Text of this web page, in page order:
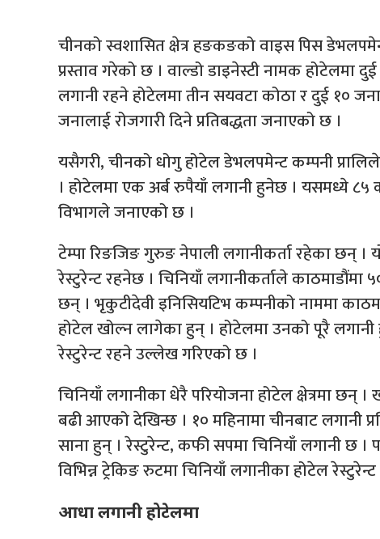
चीनको स्वशासित क्षेत्र हङकङको वाइस पिस
प्रस्ताव गरेको छ । वाल्डो डाइनेस्टी नामक होटेलमा
लगानी रहने होटेलमा तीन सयवटा कोठा र दुई १०
जनालाई रोजगारी दिने प्रतिबद्धता जनाएको छ ।
यसैगरी, चीनको धोगु होटेल डेभलपमेन्ट कम्पनी
। होटेलमा एक अर्ब रुपैयाँ लगानी हुनेछ । यसमध्ये ८५
विभागले जनाएको छ ।
टेम्पा रिङजिङ गुरुङ नेपाली लगानीकर्ता रहेका छन्
रेस्टुरेन्ट रहनेछ । चिनियाँ लगानीकर्ताले काठमाडौंमा
छन् । भृकुटीदेवी इनिसियटिभ कम्पनीको नाममा
होटेल खोल्न लागेका हुन् । होटेलमा उनको पूरै
रेस्टुरेन्ट रहने उल्लेख गरिएको छ ।
चिनियाँ लगानीका धेरै परियोजना होटेल क्षेत्रमा छन्
बढी आएको देखिन्छ । १० महिनामा चीनबाट लगानी
साना हुन् । रेस्टुरेन्ट, कफी सपमा चिनियाँ लगानी छ ।
विभिन्न ट्रेकिङ रुटमा चिनियाँ लगानीका होटेल
आधा लगानी होटेलमा